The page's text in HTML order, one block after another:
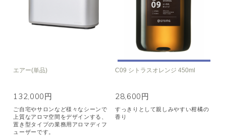
エアー(単品)
132,000円
ご自宅やサロンなど様々なシーンで
上質なアロマ空間をデザインする、
置き型タイプの業務用アロマディフ
ューザーです。
C09 シトラスオレンジ 450ml
28,600円
すっきりとして親しみやすい柑橘の
香り